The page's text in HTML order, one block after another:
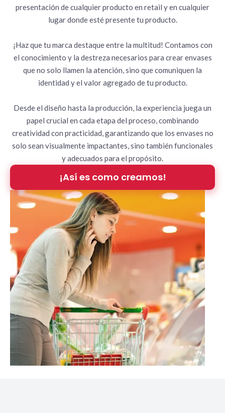
presentación de cualquier producto en retail y en cualquier
lugar donde esté presente tu producto.
¡Haz que tu marca destaque entre la multitud! Contamos con
el conocimiento y la destreza necesarios para crear envases
que no solo llamen la atención, sino que comuniquen la
identidad y el valor agregado de tu producto.
Desde el diseño hasta la producción, la experiencia juega un
papel crucial en cada etapa del proceso, combinando
creatividad con practicidad, garantizando que los envases no
solo sean visualmente impactantes, sino también funcionales
y adecuados para el propósito.
¡Así es como creamos!